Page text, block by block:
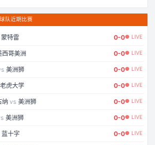
队近期比赛
蒙特雷 0-0● LIVE
西哥美洲 0-0● LIVE
美洲狮 0-0● LIVE
老虎大学 0-0● LIVE
纳 vs 美洲狮 0-0● LIVE
美洲狮 0-0● LIVE
蓝十字 0-0● LIVE